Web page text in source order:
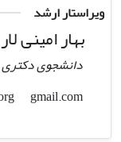
ویراستار ارشد
بهار امینی
دانشجوی
gmail.com